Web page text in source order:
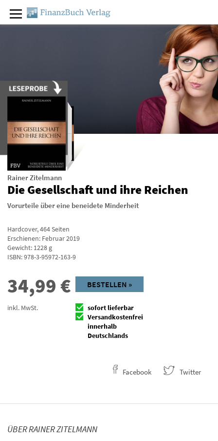
Rainer Zitelmann
Die Gesellschaft und ihre Reichen
Vorurteile über eine beneidete Minderheit
Hardcover,464Seiten
Erschienen: Februar 2019
Gewicht: 1228 g
ISBN:978-3-95972-163-9
34,99 €
inkl. MwSt.
BESTELLEN »
sofort lieferbar
Versandkostenfrei
innerhalb
Deutschlands
Facebook Twitter
ÜBER RAINER ZITELMANN